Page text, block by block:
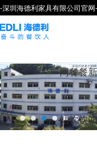
圳海德利家具有限公司官网
网
站
餐
饮
餐
饮
新
闻